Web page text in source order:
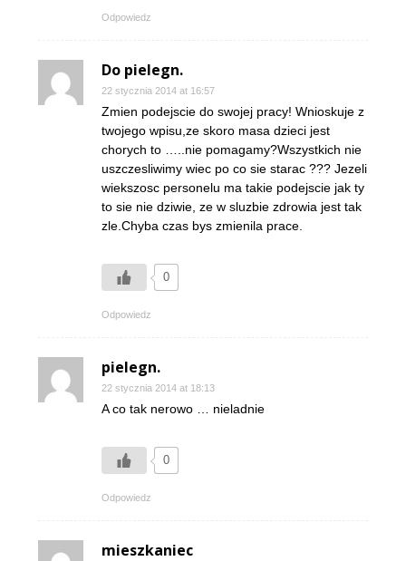
Odpowiedz
Do pielegn.
22 stycznia 2014 at 16:57
Zmien podejscie do swojej pracy! Wnioskuje z
twojego wpisu,ze skoro masa dzieci jest
chorych to …..nie pomagamy?Wszystkich nie
uszczesliwimy wiec po co sie starac ??? Jezeli
wiekszosc personelu ma takie podejscie jak ty
to sie nie dziwie, ze w sluzbie zdrowia jest tak
zle.Chyba czas bys zmienila prace.
0
Odpowiedz
pielegn.
22 stycznia 2014 at 18:13
A co tak nerowo … nieladnie
0
Odpowiedz
mieszkaniec